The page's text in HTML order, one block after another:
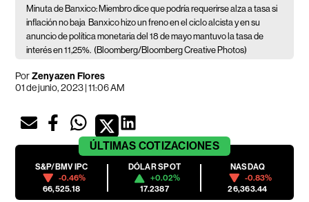
Minuta de Banxico: Miembro dice que podría requerirse alza a tasa si
inflación no baja Banxico hizo un freno en el ciclo alcista y en su
anuncio de política monetaria del 18 de mayo mantuvo la tasa de
interés en 11,25%. (Bloomberg/Bloomberg Creative Photos)
PorZenyazen Flores
01 de junio, 2023 | 11:06 AM
ÚLTIMAS COTIZACIONES
S&P/BMV IPC
-0.46%
66,525.18
DÓLAR SPOT
+0.02%
17.2387
NASDAQ
-0.83%
26,363.44